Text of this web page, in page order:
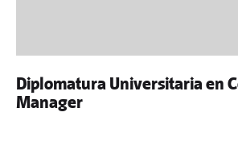
Diplomatura Universitaria en
Manager